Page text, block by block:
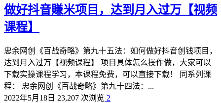
做好抖音賺米项目，达到月入过万【视频
课程】
忠余网创《百战奇略》第九十五法：如何做好抖音创钱项目，
达到月入过万【视频课程】 项目具体怎么操作做，大家可以
下载实操课程学习，本课程免费，可以直接下载！ 同系列课
程： 忠余网创《百战奇略》第九十四法：...
2022年5月18日 23,207 次浏览 2